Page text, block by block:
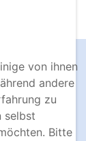
von ihnen
andere
zu
selbst
Bitte